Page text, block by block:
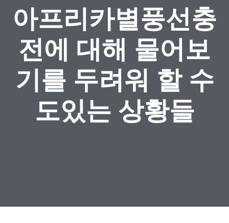
아프리카별풍선충
전에 대해 물어보
기를 두려워 할 수
도있는 상황들